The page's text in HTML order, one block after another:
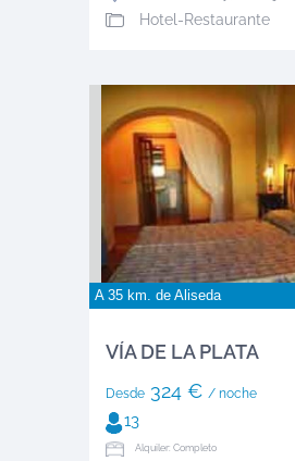
Hotel-Restaurante
A 35 km. de Aliseda
VÍA DE LA PLATA
Desde324 € / noche
13
Alquiler: Completo